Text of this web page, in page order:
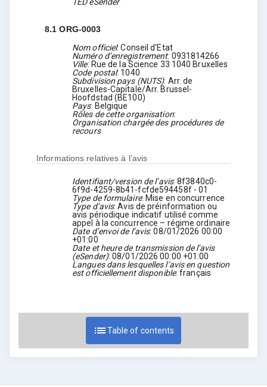
listTable of contents
8.1ORG-0003
Nom officiel:Conseil d'Etat
Numéro d’enregistrement: 0931814266
Ville: Rue de la Science 33 1040 Bruxelles
Code postal: 1040
Subdivision pays (NUTS): Arr. de
Bruxelles-Capitale/Arr. Brussel-
Hoofdstad (BE100)
Pays: Belgique
Rôles de cette organisation:
Organisation chargée des procédures de
recours
Informations relatives à l’avis
Identifiant/version de l’avis:8f3840c0-
6f9d-4259-8b41-fcfde594458f -01
Type de formulaire: Mise en concurrence
Type d’avis:Avis de préinformation ou
avis périodique indicatif utilisé comme
appel à la concurrence – régime ordinaire
Date d’envoi de l’avis:08/01/2026 00:00
+01:00
Date et heure de transmission de l'avis
(eSender):08/01/2026 00:00 +01:00
Langues dans lesquelles l’avis en question
est officiellement disponible:français